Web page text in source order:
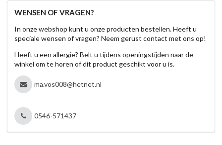
WENSEN OF VRAGEN?
In onze webshop kunt u onze producten bestellen. Heeft u
speciale wensen of vragen? Neem gerust contact met ons op!
Heeft u een allergie? Belt u tijdens openingstijden naar de
winkel om te horen of dit product geschikt voor u is.
ma.vos008@hetnet.nl
0546-571437